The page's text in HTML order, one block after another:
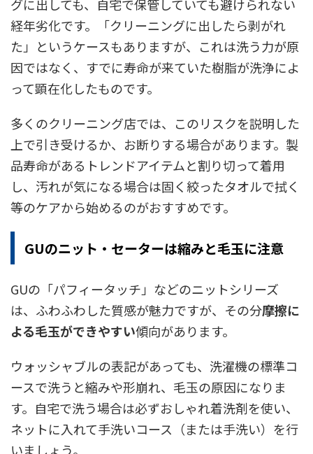
グに出しても、自宅で保管していても避けられない
経年劣化です。「クリーニングに出したら剥がれ
た」というケースもありますが、これは洗う力が原
因ではなく、すでに寿命が来ていた樹脂が洗浄によ
って顕在化したものです。
多くのクリーニング店では、このリスクを説明した
上で引き受けるか、お断りする場合があります。製
品寿命があるトレンドアイテムと割り切って着用
し、汚れが気になる場合は固く絞ったタオルで拭く
等のケアから始めるのがおすすめです。
GUのニット・セーターは縮みと毛玉に注意
GUの「パフィータッチ」などのニットシリーズ
は、ふわふわした質感が魅力ですが、その分摩擦に
よる毛玉ができやすい傾向があります。
ウォッシャブルの表記があっても、洗濯機の標準コ
ースで洗うと縮みや形崩れ、毛玉の原因になりま
す。自宅で洗う場合は必ずおしゃれ着洗剤を使い、
ネットに入れて手洗いコース（または手洗い）を行
いましょう。